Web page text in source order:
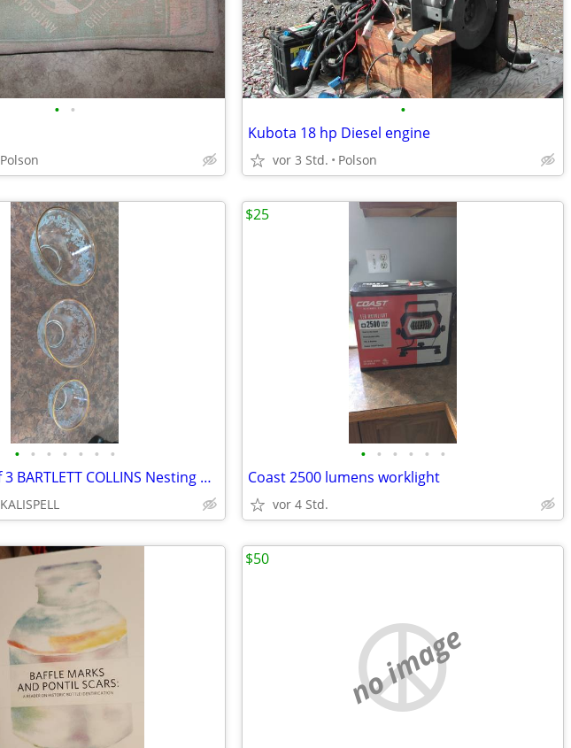
• •
Polson
•
Kubota 18 hp Diesel engine
vor 3 Std. Polson
• • • • • • •
Vintage Set of 3 BARTLETT COLLINS Nesting Bowls
KALISPELL
• • • • • •
Coast 2500 lumens worklight
vor 4 Std.
$25
no image
$50